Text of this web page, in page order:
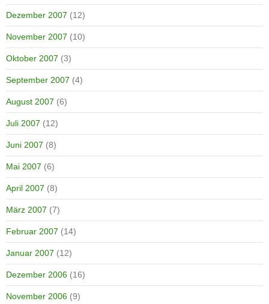
Dezember 2007 (12)
November 2007 (10)
Oktober 2007 (3)
September 2007 (4)
August 2007 (6)
Juli 2007 (12)
Juni 2007 (8)
Mai 2007 (6)
April 2007 (8)
März 2007 (7)
Februar 2007 (14)
Januar 2007 (12)
Dezember 2006 (16)
November 2006 (9)